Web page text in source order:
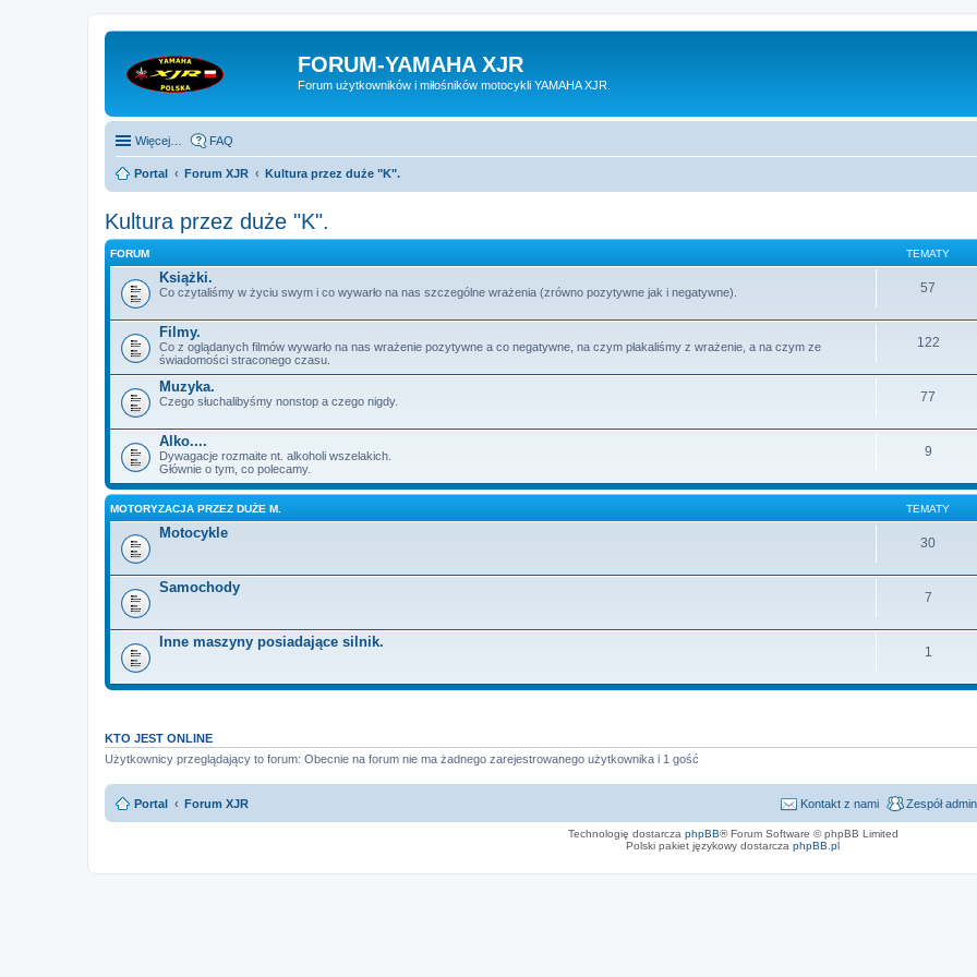
FORUM-YAMAHA XJR
Forum użytkowników i miłośników motocykli YAMAHA XJR.
Więcej… FAQ
Portal Forum XJR Kultura przez duże "K".
Kultura przez duże "K".
FORUM TEMATY
Książki.
Co czytaliśmy w życiu swym i co wywarło na nas szczególne wrażenia (zrówno pozytywne jak i negatywne). 57
Filmy.
Co z oglądanych filmów wywarło na nas wrażenie pozytywne a co negatywne, na czym płakaliśmy z wrażenie, a na czym ze
świadomości straconego czasu.
122
Muzyka.
Czego słuchalibyśmy nonstop a czego nigdy. 77
Alko....
Dywagacje rozmaite nt. alkoholi wszelakich.
Głównie o tym, co polecamy.
9
MOTORYZACJA PRZEZ DUŻE M. TEMATY
Motocykle
30
Samochody
7
Inne maszyny posiadające silnik.
1
KTO JEST ONLINE
Użytkownicy przeglądający to forum: Obecnie na forum nie ma żadnego zarejestrowanego użytkownika i 1 gość
Portal Forum XJR Zespół
Kontakt z nami
Technologię dostarcza phpBB® Forum Software © phpBB Limited
Polski pakiet językowy dostarcza phpBB.pl